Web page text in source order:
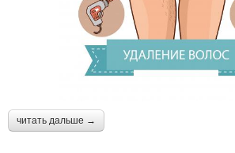
читать дальше →